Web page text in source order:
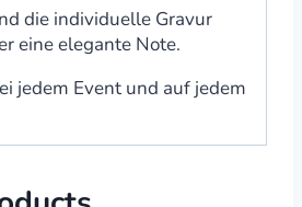
die individuelle Gravur
eine elegante Note.
jedem Event und auf jedem